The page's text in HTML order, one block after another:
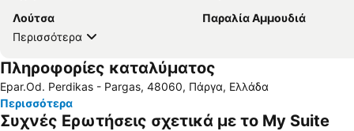
Λούτσα
Παραλία Αμμουδιά
Περισσότερα
Πληροφορίες καταλύματος
Epar.Od. Perdikas - Pargas, 48060, Πάργα, Ελλάδα
Περισσότερα
Συχνές Ερωτήσεις σχετικά με το My Suite